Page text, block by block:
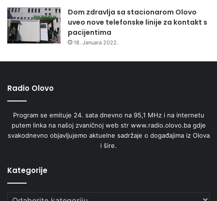
Dom zdravlja sa stacionarom Olovo
uveo nove telefonske linije za kontakt s
pacijentima
18. Januara 2022.
Radio Olovo
Program se emituje 24. sata dnevno na 95,1 MHz i na internetu
putem linka na našoj zvaničnoj web str www.radio.olovo.ba gdje
svakodnevno objavljujemo aktuelne sadržaje o događajima iz Olova
i šire.
Kategorije
Kategorije